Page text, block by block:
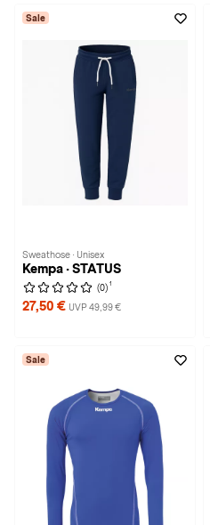
Sale
Sweathose · Unisex
Kempa · STATUS
(0) 1
27,50 € UVP 49,99 €
Sale